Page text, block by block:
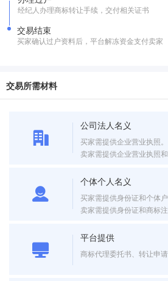
经纪人办理商标转让手续，交付相关证书
交易结束
买家确认过户资料后，平台解冻资金支付卖家
交易所需材料
公司法人名义
买家需提供企业营业执照。
卖家需提供企业营业执照和
个体个人名义
买家需提供身份证和个体户
卖家需提供身份证和商标注
平台提供
商标代理委托书、转让申请